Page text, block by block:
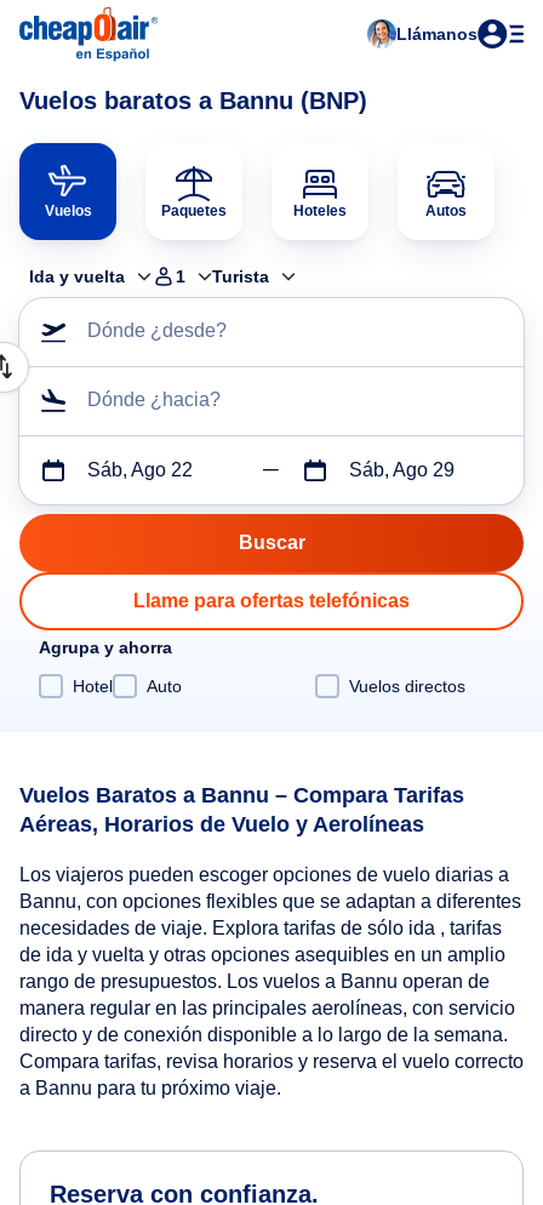
Llámanos
Vuelos baratos a Bannu (BNP)
Vuelos Paquetes Hoteles Autos
Ida y vuelta 1 Turista
Dónde ¿desde?
Dónde ¿hacia?
Sáb, Ago 22 Sáb, Ago 29
Llame para ofertas telefónicas
Agrupa y ahorra
Hotel
Auto Vuelos directos
Vuelos Baratos a Bannu – Compara Tarifas
Aéreas, Horarios de Vuelo y Aerolíneas
Los viajeros pueden escoger opciones de vuelo diarias a
Bannu, con opciones flexibles que se adaptan a diferentes
necesidades de viaje. Explora tarifas de sólo ida , tarifas
de ida y vuelta y otras opciones asequibles en un amplio
rango de presupuestos. Los vuelos a Bannu operan de
manera regular en las principales aerolíneas, con servicio
directo y de conexión disponible a lo largo de la semana.
Compara tarifas, revisa horarios y reserva el vuelo correcto
a Bannu para tu próximo viaje.
Reserva con confianza.